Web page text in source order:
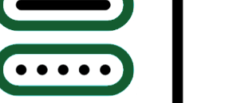
Notícia De Prova